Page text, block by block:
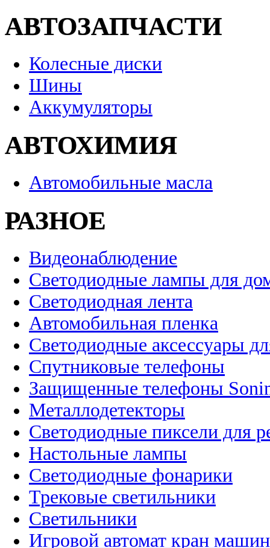
АВТОЗАПЧАСТИ
Колесные диски
Шины
Аккумуляторы
АВТОХИМИЯ
Автомобильные масла
РАЗНОЕ
Видеонаблюдение
Светодиодные лампы для
Светодиодная лента
Автомобильная пленка
Светодиодные аксессуары
Спутниковые телефоны
Защищенные телефоны
Металлодетекторы
Светодиодные пиксели для
Настольные лампы
Светодиодные фонарики
Трековые светильники
Светильники
Игровой автомат кран